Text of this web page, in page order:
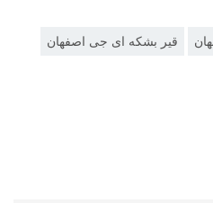
قیر بشکه ای جی اصفهان